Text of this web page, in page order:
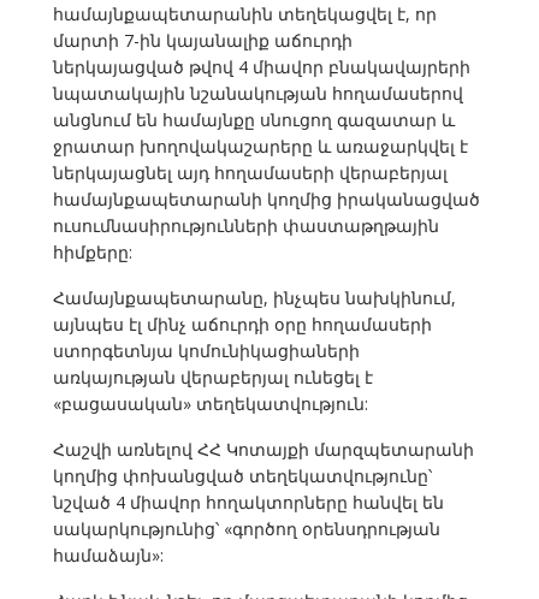
համայնքապետարանին տեղեկացվել է, որ
մարտի 7-ին կայանալիք աճուրդի
ներկայացված թվով 4 միավոր բնակավայրերի
նպատակային նշանակության հողամասերով
անցնում են համայնքը սնուցող գազատար և
ջրատար խողովակաշարերը և առաջարկվել է
ներկայացնել այդ հողամասերի վերաբերյալ
համայնքապետարանի կողմից իրականացված
ուսումնասիրությունների փաստաթղթային
հիմքերը:
Համայնքապետարանը, ինչպես նախկինում,
այնպես էլ մինչ աճուրդի օրը հողամասերի
ստորգետնյա կոմունիկացիաների
առկայության վերաբերյալ ունեցել է
«բացասական» տեղեկատվություն:
Հաշվի առնելով ՀՀ Կոտայքի մարզպետարանի
կողմից փոխանցված տեղեկատվությունը՝
նշված 4 միավոր հողակտորները հանվել են
սակարկությունից՝ «գործող օրենսդրության
համաձայն»: